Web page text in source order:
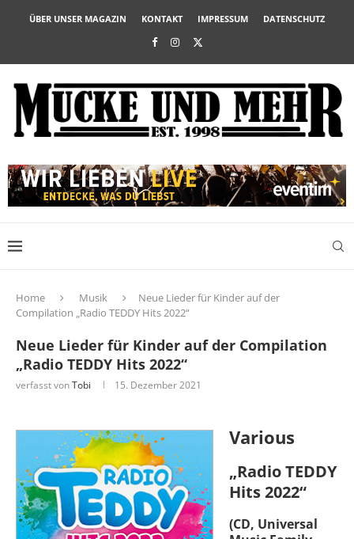
ÜBER UNSER MAGAZIN KONTAKT IMPRESSUM DATENSCHUTZ
Home Musik
Neue Lieder für Kinder auf der
Compilation „Radio TEDDY Hits 2022“
Neue Lieder für Kinder auf der Compilation
„Radio TEDDY Hits 2022“
verfasst vonTobi 15. Dezember 2021
Various
„Radio TEDDY
Hits 2022“
(CD, Universal